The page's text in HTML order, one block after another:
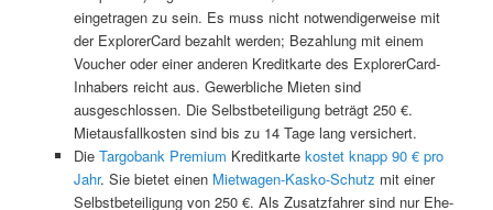
eingetragen zu sein. Es muss nicht notwendigerweise mit
der ExplorerCard bezahlt werden; Bezahlung mit einem
Voucher oder einer anderen Kreditkarte des ExplorerCard-
Inhabers reicht aus. Gewerbliche Mieten sind
ausgeschlossen. Die Selbstbeteiligung beträgt 250 €.
Mietausfallkosten sind bis zu 14 Tage lang versichert.
Die Targobank Premium Kreditkarte kostet knapp 90 € pro
Jahr. Sie bietet einen Mietwagen-Kasko-Schutz mit einer
Selbstbeteiligung von 250 €. Als Zusatzfahrer sind nur Ehe-